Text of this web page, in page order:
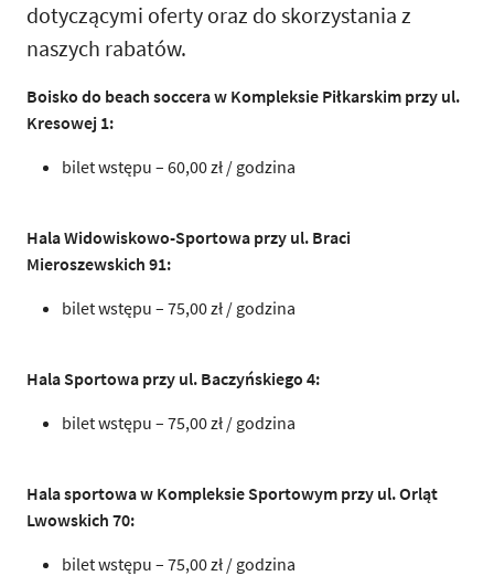
dotyczącymi oferty oraz do skorzystania z
naszych rabatów.
Boisko do beach soccera w Kompleksie Piłkarskim przy ul.
Kresowej 1:
bilet wstępu – 60,00 zł / godzina
Hala Widowiskowo-Sportowa przy ul. Braci
Mieroszewskich 91:
bilet wstępu – 75,00 zł / godzina
Hala Sportowa przy ul. Baczyńskiego 4:
bilet wstępu – 75,00 zł / godzina
Hala sportowa w Kompleksie Sportowym przy ul. Orląt
Lwowskich 70:
bilet wstępu – 75,00 zł / godzina